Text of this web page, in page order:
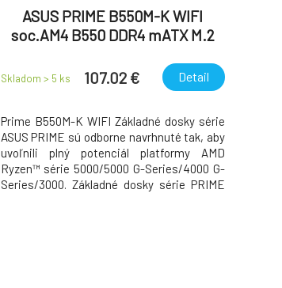
ASUS PRIME B550M-K WIFI
soc.AM4 B550 DDR4 mATX M.2
Skladom > 5 ks 107.02 € Detail
Prime B550M-K WIFI Základné dosky série
ASUS PRIME sú odborne navrhnuté tak, aby
uvoľnili plný potenciál platformy AMD
Ryzen™ série 5000/5000 G-Series/4000 G-
Series/3000. Základné dosky série PRIME